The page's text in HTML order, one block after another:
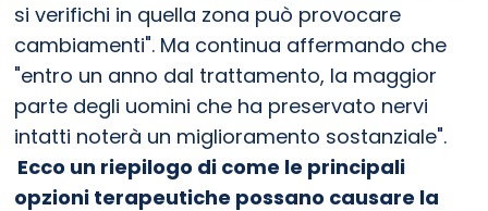
si verifichi in quella zona può provocare
cambiamenti". Ma continua affermando che
"entro un anno dal trattamento, la maggior
parte degli uomini che ha preservato nervi
intatti noterà un miglioramento sostanziale".
Ecco un riepilogo di come le principali
opzioni terapeutiche possano causare la